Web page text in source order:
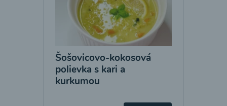
Šošovicovo-kokosová
polievka s kari a
kurkumou